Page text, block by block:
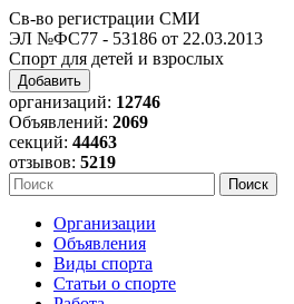
Св-во регистрации СМИ
ЭЛ №ФС77 - 53186 от 22.03.2013
Спорт для детей и взрослых
Добавить
организаций: 12746
Объявлений: 2069
секций: 44463
отзывов: 5219
Организации
Объявления
Виды спорта
Статьи о спорте